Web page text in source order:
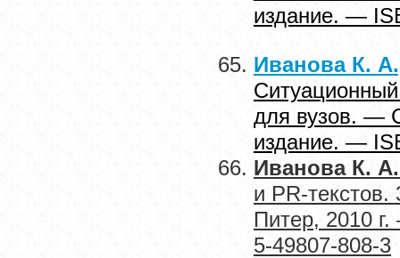
издание. —
Иванова К.
для вузов. —
издание. —
Иванова К. А.
и PR-
Питер, 2010
5-49807-808-3